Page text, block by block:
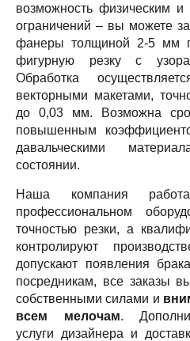
возможность физическим
ограничений – вы можете
фанеры толщиной 2-5 мм
фигурную резку с
Обработка
векторными макетами,
до 0,03 мм. Возможна
повышенным
давальческими
состоянии.
Наша компания
профессиональном
точностью резки, а
контролируют
допускают появления
посредникам, все заказы
собственными силами и
всем мелочам.
услуги дизайнера и